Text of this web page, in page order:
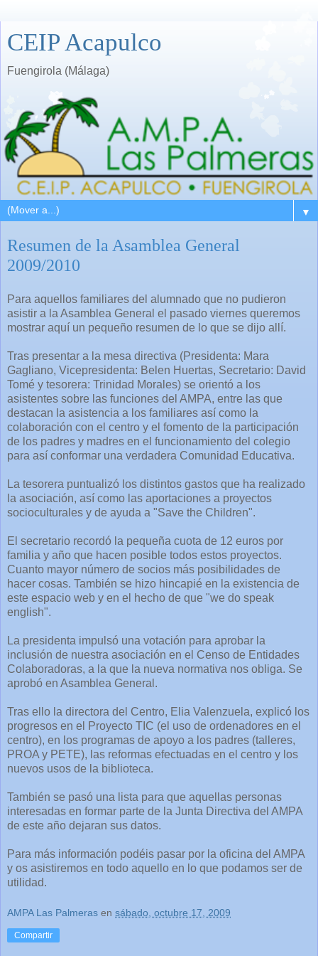
CEIP Acapulco
Fuengirola (Málaga)
▼
Resumen de la Asamblea General
2009/2010
Para aquellos familiares del alumnado que no pudieron
asistir a la Asamblea General el pasado viernes queremos
mostrar aquí un pequeño resumen de lo que se dijo allí.
Tras presentar a la mesa directiva (Presidenta: Mara
Gagliano, Vicepresidenta: Belen Huertas, Secretario: David
Tomé y tesorera: Trinidad Morales) se orientó a los
asistentes sobre las funciones del AMPA, entre las que
destacan la asistencia a los familiares así como la
colaboración con el centro y el fomento de la participación
de los padres y madres en el funcionamiento del colegio
para así conformar una verdadera Comunidad Educativa.
La tesorera puntualizó los distintos gastos que ha realizado
la asociación, así como las aportaciones a proyectos
socioculturales y de ayuda a "Save the Children".
El secretario recordó la pequeña cuota de 12 euros por
familia y año que hacen posible todos estos proyectos.
Cuanto mayor número de socios más posibilidades de
hacer cosas. También se hizo hincapié en la existencia de
este espacio web y en el hecho de que "we do speak
english".
La presidenta impulsó una votación para aprobar la
inclusión de nuestra asociación en el Censo de Entidades
Colaboradoras, a la que la nueva normativa nos obliga. Se
aprobó en Asamblea General.
Tras ello la directora del Centro, Elia Valenzuela, explicó los
progresos en el Proyecto TIC (el uso de ordenadores en el
centro), en los programas de apoyo a los padres (talleres,
PROA y PETE), las reformas efectuadas en el centro y los
nuevos usos de la biblioteca.
También se pasó una lista para que aquellas personas
interesadas en formar parte de la Junta Directiva del AMPA
de este año dejaran sus datos.
Para más información podéis pasar por la oficina del AMPA
y os asistiremos en todo aquello en lo que podamos ser de
utilidad.
AMPA Las Palmeras en sábado, octubre 17, 2009
Compartir